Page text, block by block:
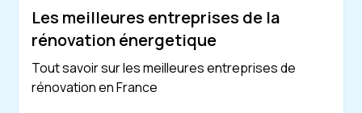
Les meilleures entreprises de la
rénovation énergetique
Tout savoir sur les meilleures entreprises de
rénovation en France